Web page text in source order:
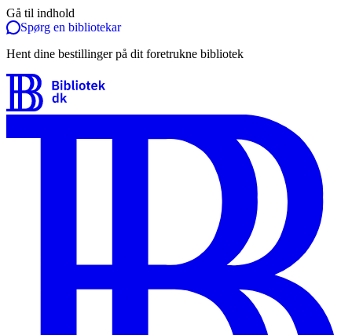
Gå til indhold
Spørg en bibliotekar
Hent dine bestillinger på dit foretrukne bibliotek